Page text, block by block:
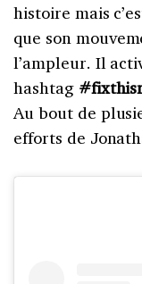
histoire mais
que son
l’ampleur. Il
hashtag
Au bout de
efforts de